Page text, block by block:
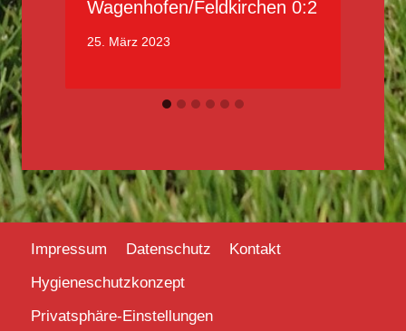
Wagenhofen/Feldkirchen 0:2
25. März 2023
Impressum Datenschutz
Kontakt
Hygieneschutzkonzept
Privatsphäre-Einstellungen